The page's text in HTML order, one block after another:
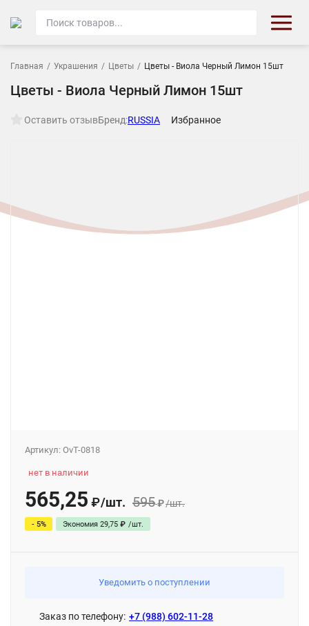
Главная / Украшения / Цветы / Цветы - Виола Черный Лимон 15шт
Цветы - Виола Черный Лимон 15шт
Оставить отзывБренд:RUSSIA Избранное
Артикул: OvT-0818
нет в наличии
565,25 ₽/шт. 595₽/шт.
- 5% Экономия 29,75 ₽ /шт.
Уведомить о поступлении
Заказ по телефону: +7 (988) 602-11-28